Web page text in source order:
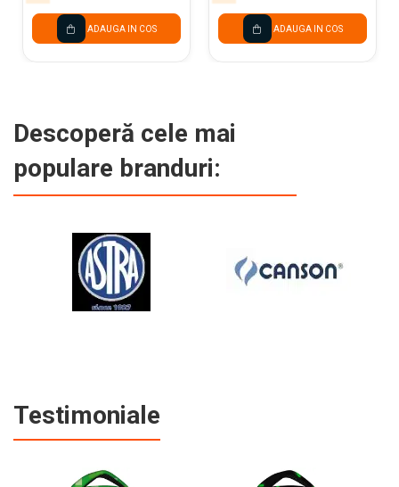
ADAUGA IN COS ADAUGA IN COS
Descoperă cele mai
populare branduri:
Testimoniale